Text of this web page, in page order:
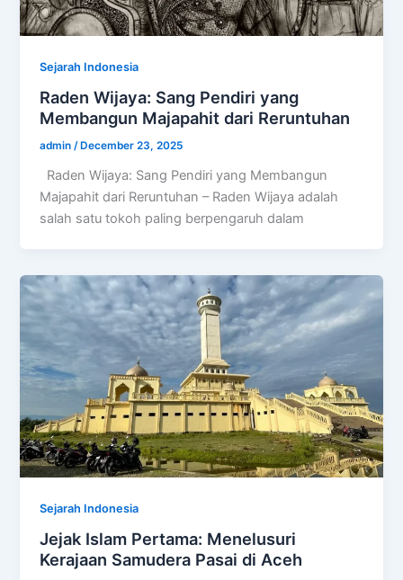
Sejarah Indonesia
Raden Wijaya: Sang Pendiri yang
Membangun Majapahit dari Reruntuhan
admin/ December 23, 2025
Raden Wijaya: Sang Pendiri yang Membangun
Majapahit dari Reruntuhan – Raden Wijaya adalah
salah satu tokoh paling berpengaruh dalam
Sejarah Indonesia
Jejak Islam Pertama: Menelusuri
Kerajaan Samudera Pasai di Aceh